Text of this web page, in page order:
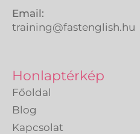
Email:
training@fastenglish.hu
Honlaptérkép
Főoldal
Blog
Kapcsolat